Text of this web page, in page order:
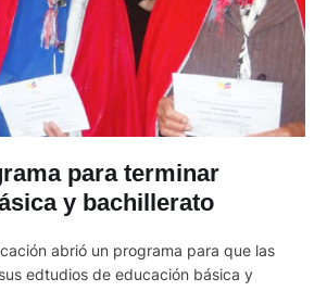
para terminar
y bachillerato
abrió un programa para que las
edtudios de educación básica y